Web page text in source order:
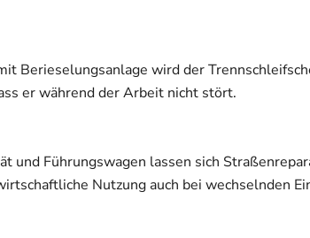
Berieselungsanlage wird der
er während der Arbeit nicht stört.
und Führungswagen lassen sich
Nutzung auch bei wechselnden